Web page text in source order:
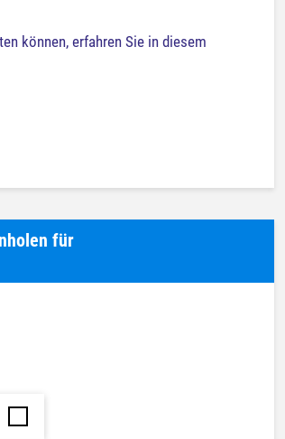
können, erfahren Sie in diesem
für